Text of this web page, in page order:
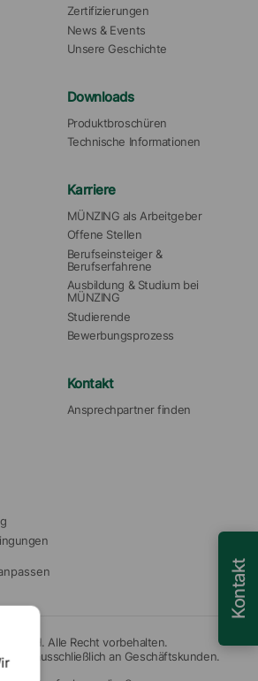
Zertifizierungen
News & Events
Unsere Geschichte
Downloads
Produktbroschüren
Technische Informationen
Karriere
MÜNZING als Arbeitgeber
Offene Stellen
Berufseinsteiger &
Berufserfahrene
Ausbildung & Studium bei
MÜNZING
Studierende
Bewerbungsprozess
Kontakt
Ansprechpartner finden
GmbH. Alle Recht vorbehalten.
sich ausschließlich an Geschäftskunden.
Kontakt